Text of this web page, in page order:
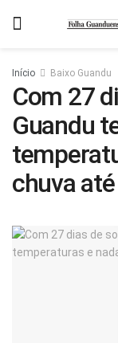
Início Baixo Guandu
Com 27
Guandu
chuva